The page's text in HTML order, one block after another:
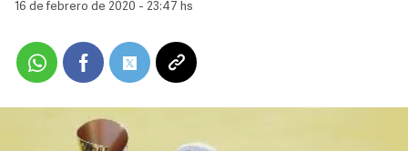
16 de febrero de 2020 - 23:47 hs